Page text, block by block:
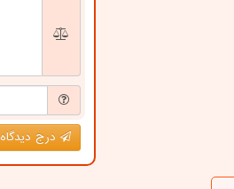
درج دیدگاه